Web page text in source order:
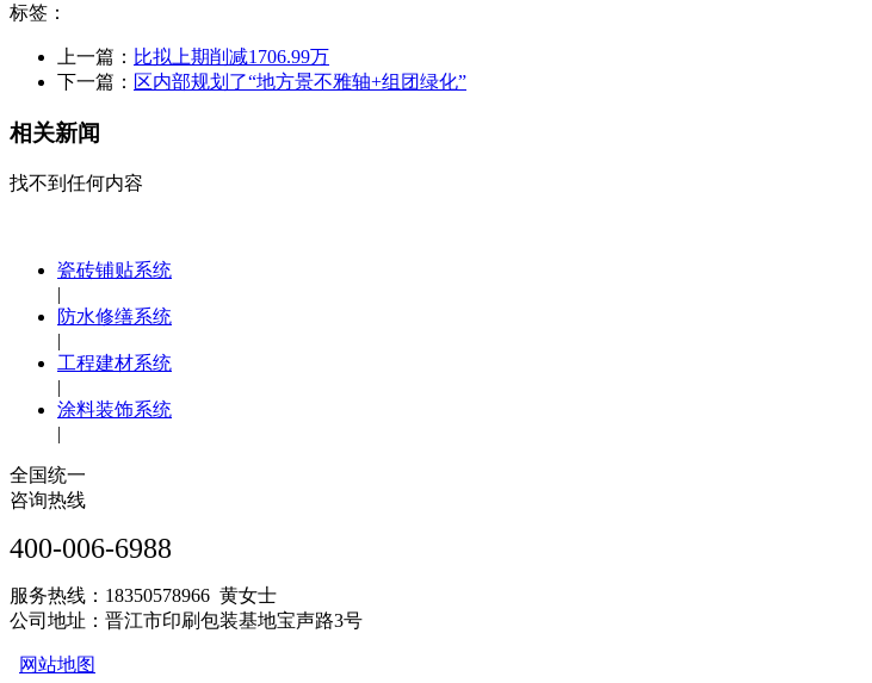
标签：
上一篇： 比拟上期削减1706.99万
下一篇： 区内部规划了“地方景不雅轴+组团绿化”
相关新闻
找不到任何内容
瓷砖铺贴系统
|
防水修缮系统
|
工程建材系统
|
涂料装饰系统
|
全国统一
咨询热线
400-006-6988
服务热线：18350578966 黄女士
公司地址：晋江市印刷包装基地宝声路3号
网站地图